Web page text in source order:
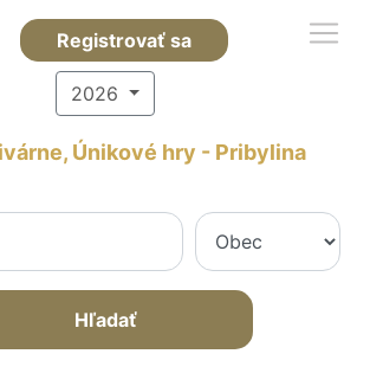
Registrovať sa
2026
Únikové hry - Pribylina
Hľadať